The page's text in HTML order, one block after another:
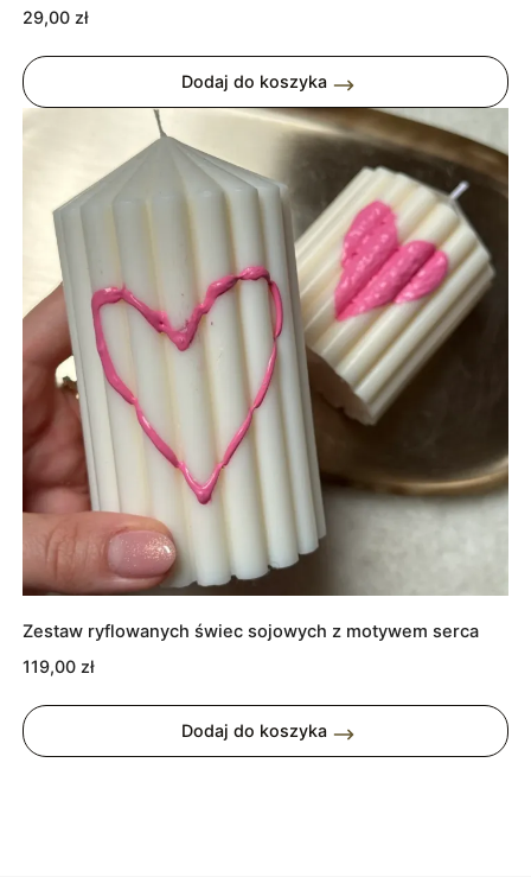
29,00 zł
Dodaj do koszyka
Zestaw ryflowanych świec sojowych z motywem serca
119,00 zł
Dodaj do koszyka